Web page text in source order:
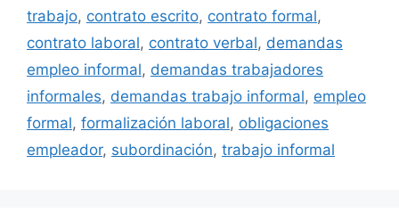
trabajo, contrato escrito, contrato formal,
contrato laboral, contrato verbal, demandas
empleo informal, demandas trabajadores
informales, demandas trabajo informal, empleo
formal, formalización laboral, obligaciones
empleador, subordinación, trabajo informal